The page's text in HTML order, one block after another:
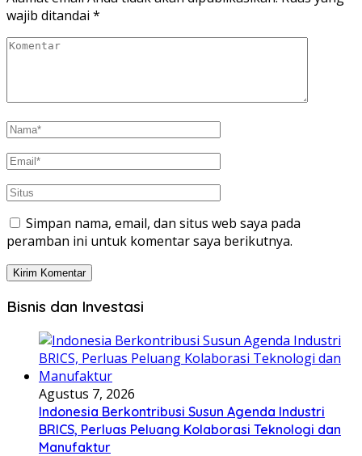
wajib ditandai *
Simpan nama, email, dan situs web saya pada
peramban ini untuk komentar saya berikutnya.
Bisnis dan Investasi
Agustus 7, 2026
Indonesia Berkontribusi Susun Agenda Industri
BRICS, Perluas Peluang Kolaborasi Teknologi dan
Manufaktur